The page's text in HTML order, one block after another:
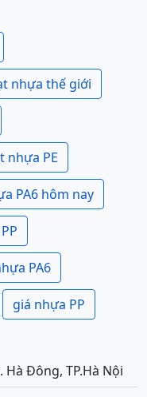
nhựa thế giới
nhựa PE
PA6 hôm nay
PA6
giá nhựa PP
Hà Đông, TP.Hà Nội